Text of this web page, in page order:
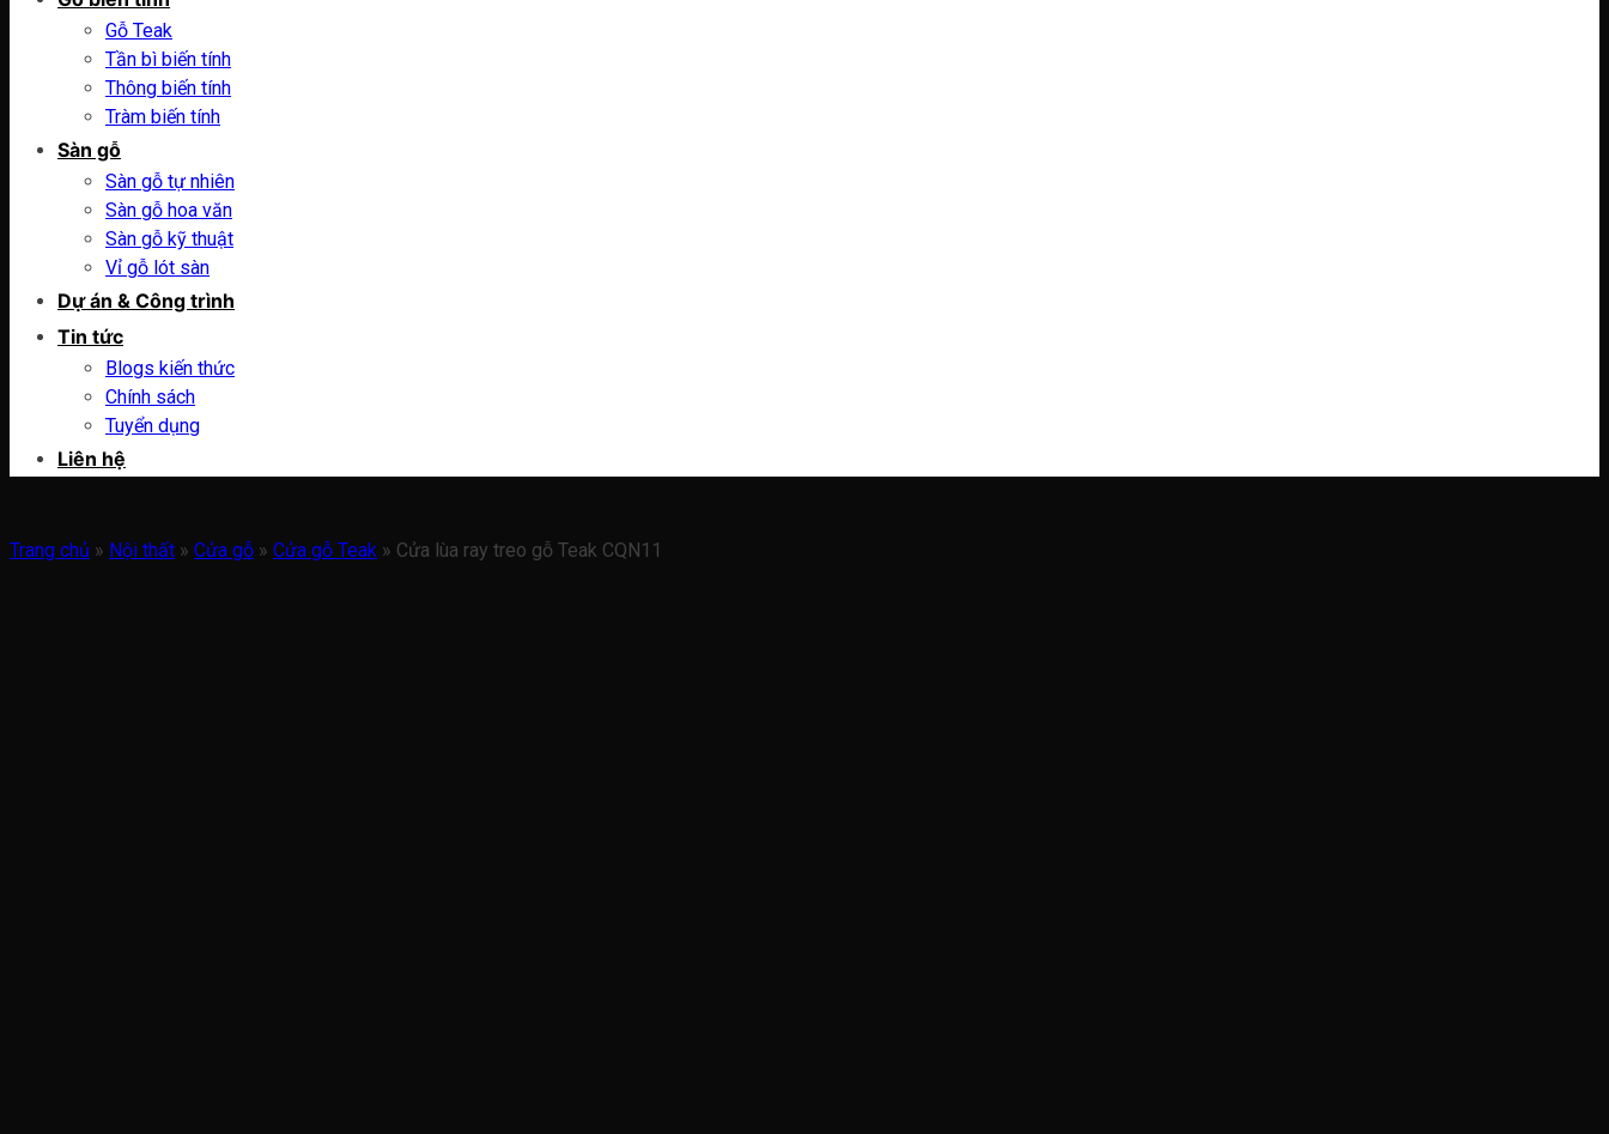
Gỗ Teak
Tần bì biến tính
Thông biến tính
Tràm biến tính
Sàn gỗ
Sàn gỗ tự nhiên
Sàn gỗ hoa văn
Sàn gỗ kỹ thuật
Vỉ gỗ lót sàn
Dự án & Công trình
Tin tức
Blogs kiến thức
Chính sách
Tuyển dụng
Liên hệ
Trang chủ » Nội thất » Cửa gỗ » Cửa gỗ Teak » Cửa lùa ray treo gỗ Teak CQN11